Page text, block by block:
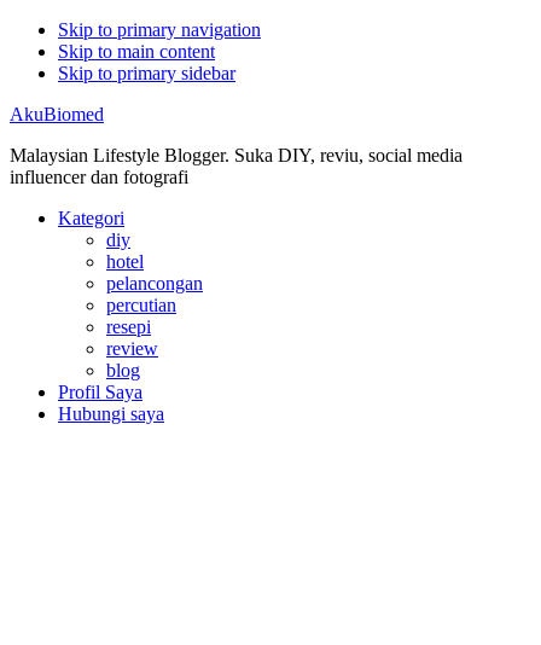
Skip to primary navigation
Skip to main content
Skip to primary sidebar
AkuBiomed
Malaysian Lifestyle Blogger. Suka DIY, reviu, social media
influencer dan fotografi
Kategori
diy
hotel
pelancongan
percutian
resepi
review
blog
Profil Saya
Hubungi saya